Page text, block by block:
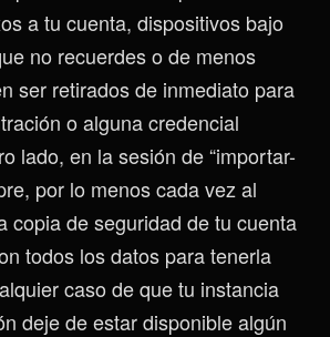
a tu cuenta, dispositivos bajo
no recuerdes o de menos
ser retirados de inmediato para
o alguna credencial
lado, en la sesión de “importar-
por lo menos cada vez al
copia de seguridad de tu cuenta
todos los datos para tenerla
caso de que tu instancia
deje de estar disponible algún